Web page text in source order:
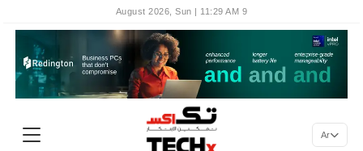
9 August 2026, Sun | 11:29 AM
Ar